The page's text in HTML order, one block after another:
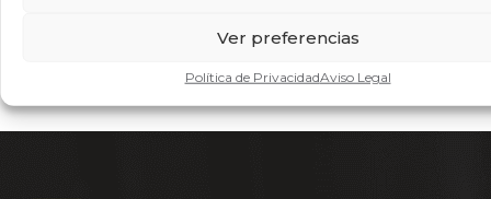
Ver preferencias
Política de PrivacidadAviso Legal